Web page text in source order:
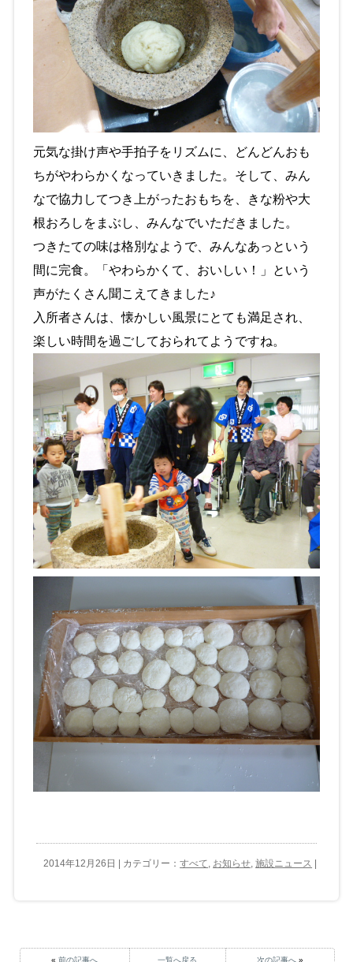
元気な掛け声や手拍子をリズムに、どんどんおも
ちがやわらかくなっていきました。そして、みん
なで協力してつき上がったおもちを、きな粉や大
根おろしをまぶし、みんなでいただきました。
つきたての味は格別なようで、みんなあっという
間に完食。「やわらかくて、おいしい！」という
声がたくさん聞こえてきました♪
入所者さんは、懐かしい風景にとても満足され、
楽しい時間を過ごしておられてようですね。
2014年12月26日 | カテゴリー：すべて お知らせ ,施設ニュース |
«前の記事へ 一覧へ戻る 次の記事へ»